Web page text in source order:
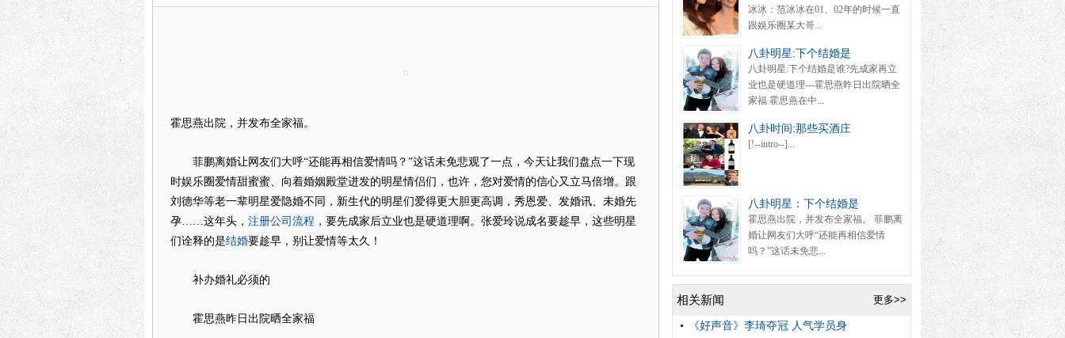
霍思燕出院，并发布全家福。
菲鹏离婚让网友们大呼“还能再相信爱情吗？”这话未免悲观了一点，今天让我们盘点一下现
时娱乐圈爱情甜蜜蜜、向着婚姻殿堂进发的明星情侣们，也许，您对爱情的信心又立马倍增。跟
刘德华等老一辈明星爱隐婚不同，新生代的明星们爱得更大胆更高调，秀恩爱、发婚讯、未婚先
孕……这年头， 注册公司流程 ，要先成家后立业也是硬道理啊。张爱玲说成名要趁早，这些明星
们诠释的是结婚要趁早，别让爱情等太久！
补办婚礼必须的
霍思燕昨日出院晒全家福
冰冰：范冰冰在01、02年的时候一直
跟娱乐圈某大哥...
八卦明星:下个结婚是
八卦明星:下个结婚是谁?先成家再立
业也是硬道理---霍思燕昨日出院晒全
家福 霍思燕在中...
八卦时间:那些买酒庄
[!--intro--]...
八卦明星：下个结婚是
霍思燕出院，并发布全家福。 菲鹏离
婚让网友们大呼“还能再相信爱情
吗？”这话未免悲...
更多>>
相关新闻
《好声音》李琦夺冠 人气学员身